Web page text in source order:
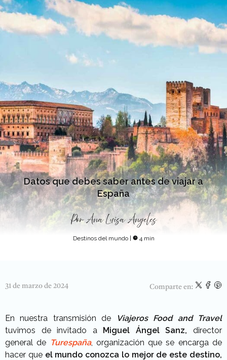
Datos que debes saber antes de viajar a
España
Por Ana Luisa Angeles
Destinos del mundo 4 min
31 de marzo de 2024 Comparte en:
En nuestra transmisión de
Viajeros Food and Travel
tuvimos de invitado a Miguel Ángel Sanz, director
general de Turespaña, organización que se encarga de
hacer queel mundo conozca lo mejor de este destino,